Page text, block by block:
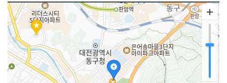
쉬는날 월2회
화장실 설명 있음
판매 품목
복합쇼핑몰(백화점, 마트, 편의점, 아울렛
등)